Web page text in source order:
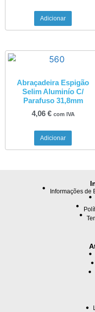
Adicionar
Abraçadeira Espigão
Selim Aluminío C/
Parafuso 31,8mm
4,06 € com IVA
Adicionar
Informações de